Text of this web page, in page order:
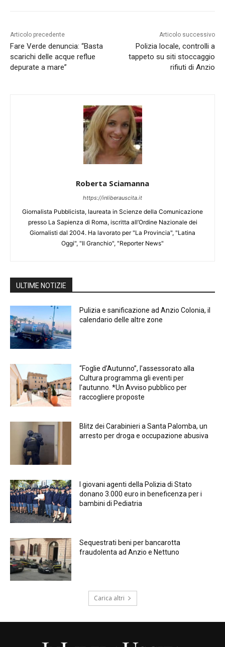
Articolo precedente
Fare Verde denuncia: “Basta
scarichi delle acque reflue
depurate a mare”
Articolo successivo
Polizia locale, controlli a
tappeto su siti stoccaggio
rifiuti di Anzio
Roberta Sciamanna
https://inliberauscita.it
Giornalista Pubblicista, laureata in Scienze della Comunicazione
presso La Sapienza di Roma, iscritta all’Ordine Nazionale dei
Giornalisti dal 2004. Ha lavorato per "La Provincia", "Latina
Oggi", "Il Granchio", "Reporter News"
ULTIME NOTIZIE
Pulizia e sanificazione ad Anzio Colonia, il
calendario delle altre zone
“Foglie d’Autunno”, l’assessorato alla
Cultura programma gli eventi per
l’autunno. *Un Avviso pubblico per
raccogliere proposte
Blitz dei Carabinieri a Santa Palomba, un
arresto per droga e occupazione abusiva
I giovani agenti della Polizia di Stato
donano 3.000 euro in beneficenza per i
bambini di Pediatria
Sequestrati beni per bancarotta
fraudolenta ad Anzio e Nettuno
Carica altri